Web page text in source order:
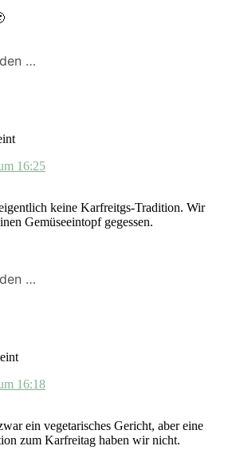
…
16:25
keine Karfreitgs-Tradition. Wir
Gemüseeintopf gegessen.
…
16:18
ein vegetarisches Gericht, aber eine
zum Karfreitag haben wir nicht.